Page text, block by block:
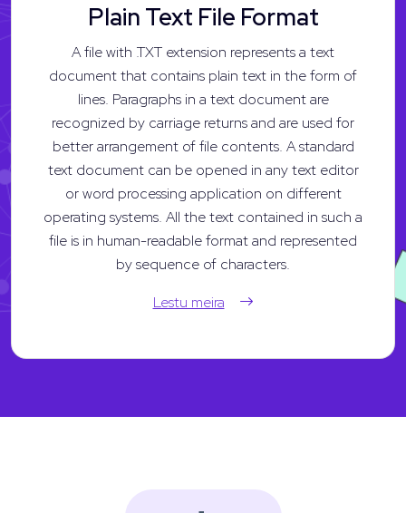
Plain Text File Format
A file with .TXT extension represents a text
document that contains plain text in the form of
lines. Paragraphs in a text document are
recognized by carriage returns and are used for
better arrangement of file contents. A standard
text document can be opened in any text editor
or word processing application on different
operating systems. All the text contained in such a
file is in human-readable format and represented
by sequence of characters.
Lestu meira